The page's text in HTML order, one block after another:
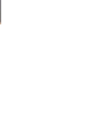
20/06/2023